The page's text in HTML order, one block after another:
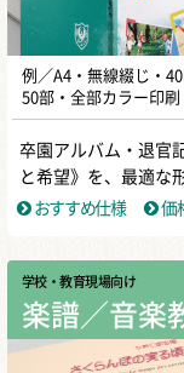
例／A4・無線綴じ・
50部・全部カラー印刷
卒園アルバム・退官
と希望》を、最適な
おすすめ仕様
価
学校・教育現場向け
楽譜／音楽